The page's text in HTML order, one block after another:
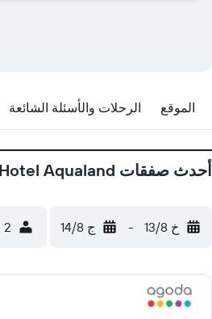
الموقع الرحلات والأسئلة الشائعة
أحدث صفقات Hotel Aqualand
خ 13/8 - ج 14/8 2 من الضيوف، غرفة واحدة